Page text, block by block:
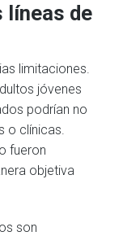
de
limitaciones.
jóvenes
podrían no
o clínicas.
fueron
objetiva
son